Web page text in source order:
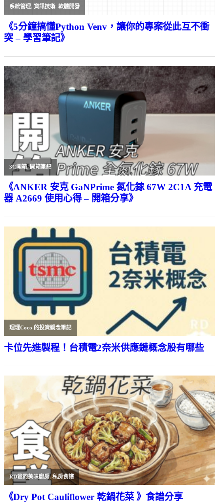
系統管理,資訊技術,軟體開發
《5分鐘搞懂Python Venv，讓你的專案從此互不衝
突 – 學習筆記》
3C開箱,開箱筆記
《ANKER 安克 GaNPrime 氮化鎵 67W 2C1A 充電
器 A2669 使用心得 – 開箱分享》
理理Coco 的投資觀念筆記
卡位先進製程！台積電2奈米供應鏈概念股有哪些
RD爸的美味廚房,私房食譜
《Dry Pot Cauliflower 乾鍋花菜 》食譜分享